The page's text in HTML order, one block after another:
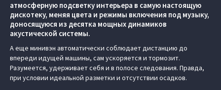
атмосферную подсветку интерьера в самую настоящую
дискотеку, меняя цвета и режимы включения под музыку,
доносящуюся из десятка мощных динамиков
акустической системы.
А еще минивэн автоматически соблюдает дистанцию до
впереди идущей машины, сам ускоряется и тормозит.
Разумеется, удерживает себя и в полосе следования. Правда,
при условии идеальной разметки и отсутствии осадков.